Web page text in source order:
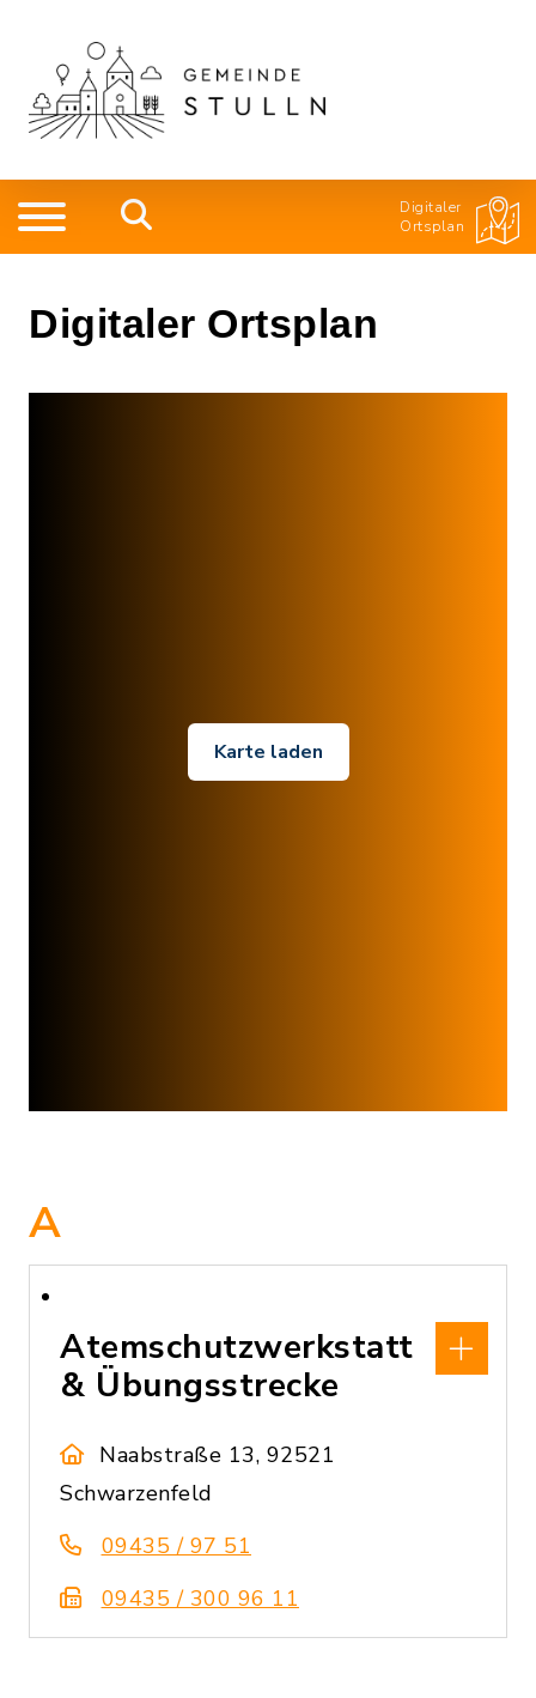
Digitaler
Ortsplan
Digitaler Ortsplan
Karte laden
A
Atemschutzwerkstatt
& Übungsstrecke
Naabstraße 13, 92521
Schwarzenfeld
09435 / 97 51
09435 / 300 96 11